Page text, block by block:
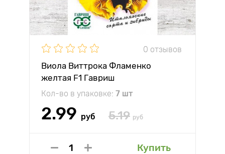
0 отзывов
Виола Виттрока Фламенко
желтая F1 Гавриш
Кол-во в упаковке: 7 шт
2.99 руб 5.19 руб
Купить